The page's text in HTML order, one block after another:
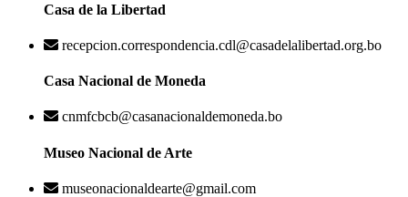
Casa de la Libertad
recepcion.correspondencia.cdl@casadelalibertad.org.bo
Casa Nacional de Moneda
cnmfcbcb@casanacionaldemoneda.bo
Museo Nacional de Arte
museonacionaldearte@gmail.com